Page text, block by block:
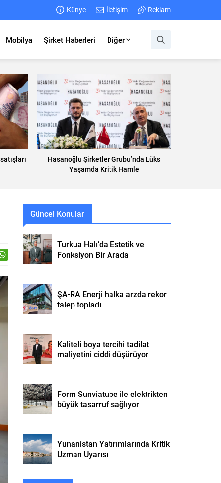
Künye İletişim Reklam
Mobilya Şirket Haberleri Diğer
Hasanoğlu Şirketler Grubu’nda Lüks
Yaşamda Kritik Hamle
Güncel Konular
Turkua Halı’da Estetik ve
Fonksiyon Bir Arada
ŞA-RA Enerji halka arzda rekor
talep topladı
Kaliteli boya tercihi tadilat
maliyetini ciddi düşürüyor
Form Sunviatube ile elektrikten
büyük tasarruf sağlıyor
Yunanistan Yatırımlarında Kritik
Uzman Uyarısı